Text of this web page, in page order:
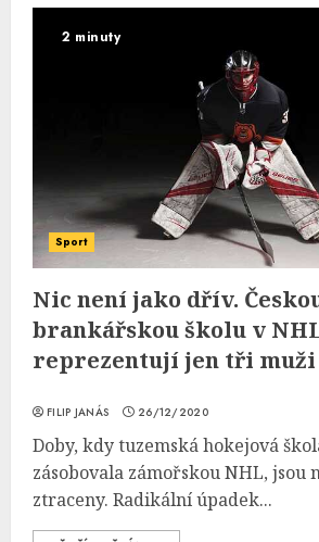
2 minuty
Sport
Nic není jako dřív.
brankářskou školu v
reprezentují jen tři muži
FILIP JANÁS 26/12/2020
Doby, kdy tuzemská hokejová
zásobovala zámořskou NHL, jsou
ztraceny. Radikální úpadek...